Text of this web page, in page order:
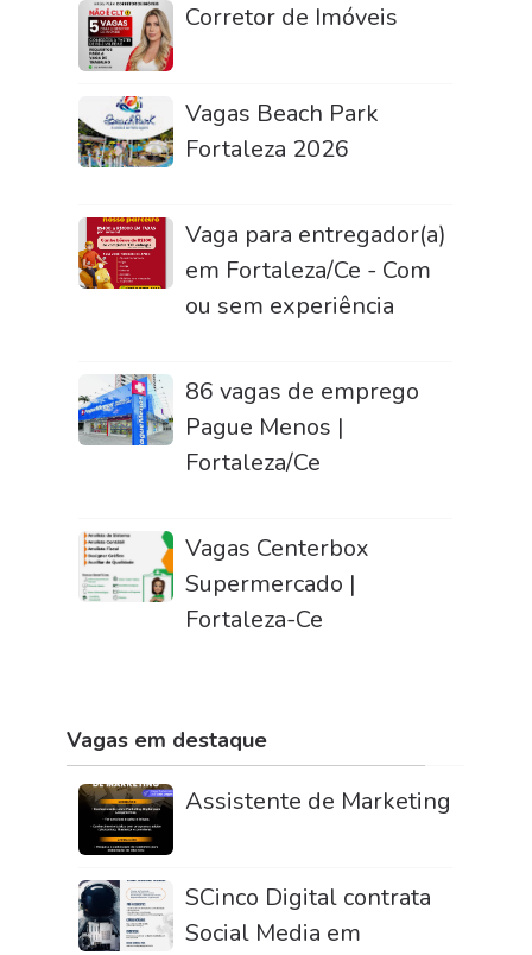
Corretor de Imóveis
Vagas Beach Park
Fortaleza 2026
Vaga para entregador(a)
em Fortaleza/Ce - Com
ou sem experiência
86 vagas de emprego
Pague Menos |
Fortaleza/Ce
Vagas Centerbox
Supermercado |
Fortaleza-Ce
Vagas em destaque
Assistente de Marketing
SCinco Digital contrata
Social Media em